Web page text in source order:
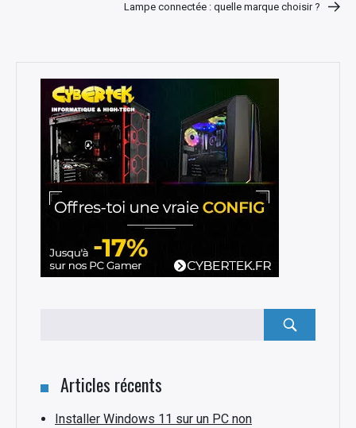
Lampe connectée : quelle marque choisir ?
Articles récents
Installer Windows 11 sur un PC non